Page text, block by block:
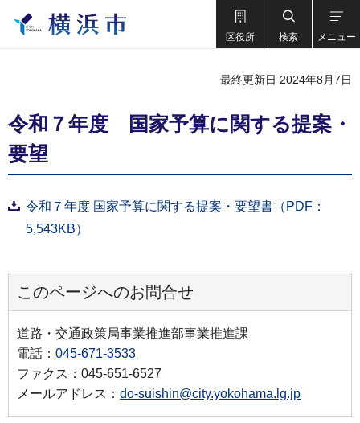
区役所 検索 メニュー
最終更新日 2024年8月7日
令和７年度 国家予算に関する提案・
要望
令和７年度 国家予算に関する提案・要望書（PDF：
5,543KB）
このページへのお問合せ
道路・交通政策局事業推進部事業推進課
電話： 045-671-3533
ファクス：045-651-6527
メールアドレス： do-suishin@city.yokohama.lg.jp